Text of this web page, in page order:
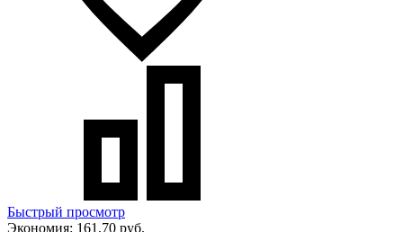
Быстрый просмотр
Экономия: 161,70 руб.